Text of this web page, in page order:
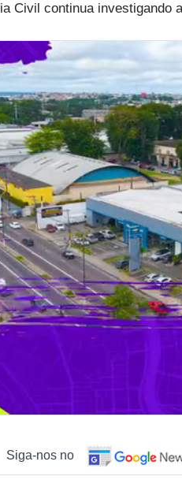
Civil continua investigando
Siga-nos no